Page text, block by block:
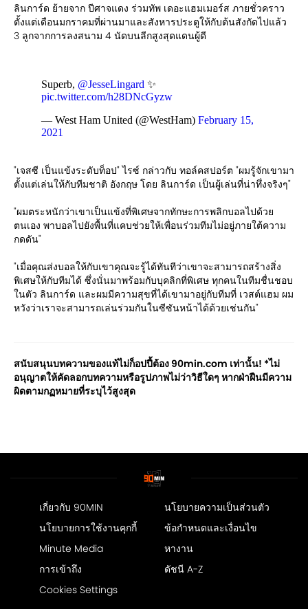
ลินการ์ด ย้ายจาก ปีศาจแดง ร่วมทัพ เดอะแฮมเมอร์ส ภายชั่วคราว
ตั้งแต่เดือนมกราคมที่ผ่านมาและสังหารประตูให้กับต้นสังกัดไปแล้ว
3 ลูกจากการลงสนาม 4 นัดบนลีกสูงสุดแดนผู้ดี
Superb, @JesseLingard ✨
pic.twitter.com/h28DNcGyzw
— West Ham United (@WestHam) February 15,
2021
"เจสซี เป็นแข้งระดับท็อป" ไรซ์ กล่าวกับ ทอล์คสปอร์ต "ผมรู้จักเขามา
ตั้งแต่เล่นให้กับทีมชาติ อังกฤษ โดย ลินการ์ด เป็นผู้เล่นที่น่าทึ่งจริงๆ"
"ผมตระหนักว่าเขาเป็นแข้งที่พิเศษจากทักษะการพลิกบอลไปด้วย
ตนเอง พาบอลไปยังพื้นที่แคบช่วยให้เพื่อนร่วมทีมไม่อยู่ภายใต้ความ
กดดัน"
"เมื่อคุณส่งบอลให้กับเขาคุณจะรู้ได้ทันทีว่าเขาจะสามารถสร้างสิ่ง
พิเศษให้กับทีมได้ ซึ่งนั่นมาพร้อมกับบุคลิกที่พิเศษ ทุกคนในทีมชื่นชอบ
ในตัว ลินการ์ด และผมมีความสุขที่ได้เขามาอยู่กับทีมที่ เวสต์แฮม ผม
หวังว่าเราจะสามารถเล่นร่วมกันในซีซันหน้าได้ด้วยเช่นกัน"
สนับสนุนบทความของแท้ไม่ก็อปปี้ต้อง 90min.com เท่านั้น! *ไม่
อนุญาตให้คัดลอกบทความหรือรูปภาพไม่ว่าวิธีใดๆ หากฝ่าฝืนมีความ
ผิดตามกฏหมายที่ระบุไว้สูงสุด
เกี่ยวกับ 90MIN
นโยบายความเป็นส่วนตัว
นโยบายการใช้งานคุกกี้
ข้อกำหนดและเงื่อนไข
Minute Media
หางาน
การเข้าถึง
ดัชนี A-Z
Cookies Settings